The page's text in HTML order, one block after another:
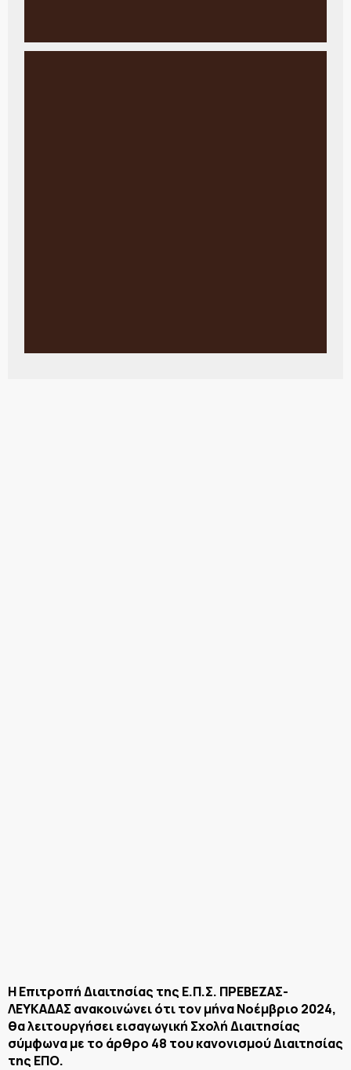
Η Επιτροπή Διαιτησίας της Ε.Π.Σ. ΠΡΕΒΕΖΑΣ-
ΛΕΥΚΑΔΑΣ ανακοινώνει ότι τον μήνα Νοέμβριο 2024,
θα λειτουργήσει εισαγωγική Σχολή Διαιτησίας
σύμφωνα με το άρθρο 48 του κανονισμού Διαιτησίας
της ΕΠΟ.